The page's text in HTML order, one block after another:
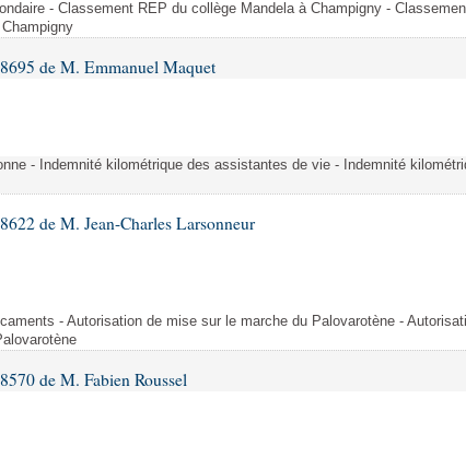
- Classement REP du collège Mandela à Champigny -
de M. Emmanuel Maquet
- Indemnité kilométrique des assistantes de vie - Indemnité
de M. Jean-Charles Larsonneur
- Autorisation de mise sur le marche du Palovarotène -
de M. Fabien Roussel